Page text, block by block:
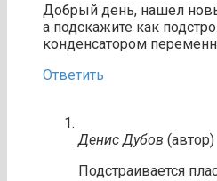
Добрый день, нашел
а подскажите как
конденсатором
Ответить
Денис Дубов (автор)
Подстраивается